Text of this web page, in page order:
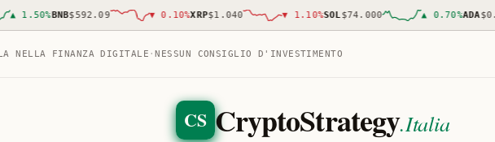
1.50%BNB$592.09 ▼ 0.10%XRP$1.040 ▼ 1.10% SOL$74.000 0.70%ADA
NELLA FINANZA DIGITALE ·NESSUN CONSIGLIO D'INVESTIMENTO
CS CryptoStrategy.Italia